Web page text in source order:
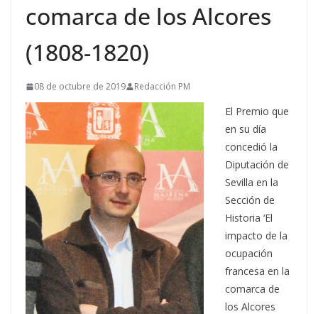
comarca de los Alcores
(1808-1820)
08 de octubre de 2019 Redacción PM
El Premio que
en su día
concedió la
Diputación de
Sevilla en la
Sección de
Historia ‘El
impacto de la
ocupación
francesa en la
comarca de
los Alcores